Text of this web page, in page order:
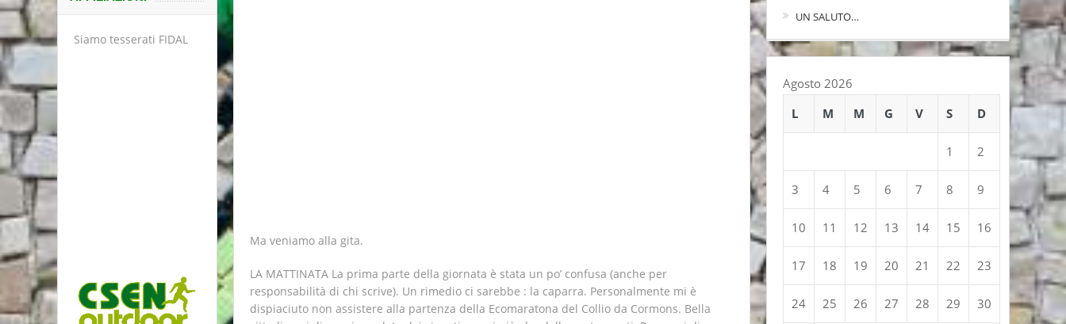
Ma veniamo alla gita.
LA MATTINATA La prima parte della giornata è stata un po’ confusa (anche per
responsabilità di chi scrive). Un rimedio ci sarebbe : la caparra. Personalmente mi è
dispiaciuto non assistere alla partenza della Ecomaratona del Collio da Cormons. Bella
Siamo tesserati FIDAL
UN SALUTO…
Agosto 2026
L
M M G V S D
1 2
3 4 5 6 7 8 9
10 11 12 13 14 15 16
17 18 19 20 21 22 23
24 25 26 27 28 29 30